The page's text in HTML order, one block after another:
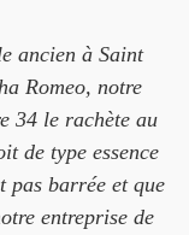
ancien à Saint
Romeo, notre
34 le rachète au
de type essence
pas barrée et que
entreprise de